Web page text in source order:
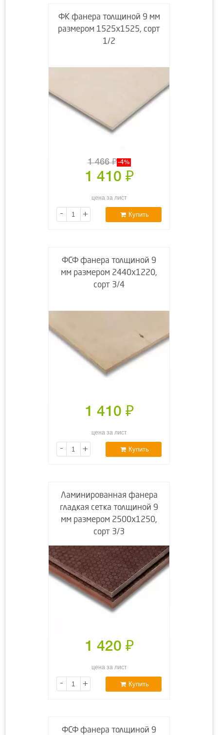
ФК фанера толщиной 9 мм
размером 1525х1525, сорт
1/2
1 466₽ -4%
1 410 ₽
цена за лист
- + Купить
ФСФ фанера толщиной 9
мм размером 2440х1220,
сорт 3/4
1 410 ₽
цена за лист
- + Купить
Ламинированная фанера
гладкая сетка толщиной 9
мм размером 2500х1250,
сорт 3/3
1 420 ₽
цена за лист
- + Купить
ФСФ фанера толщиной 9